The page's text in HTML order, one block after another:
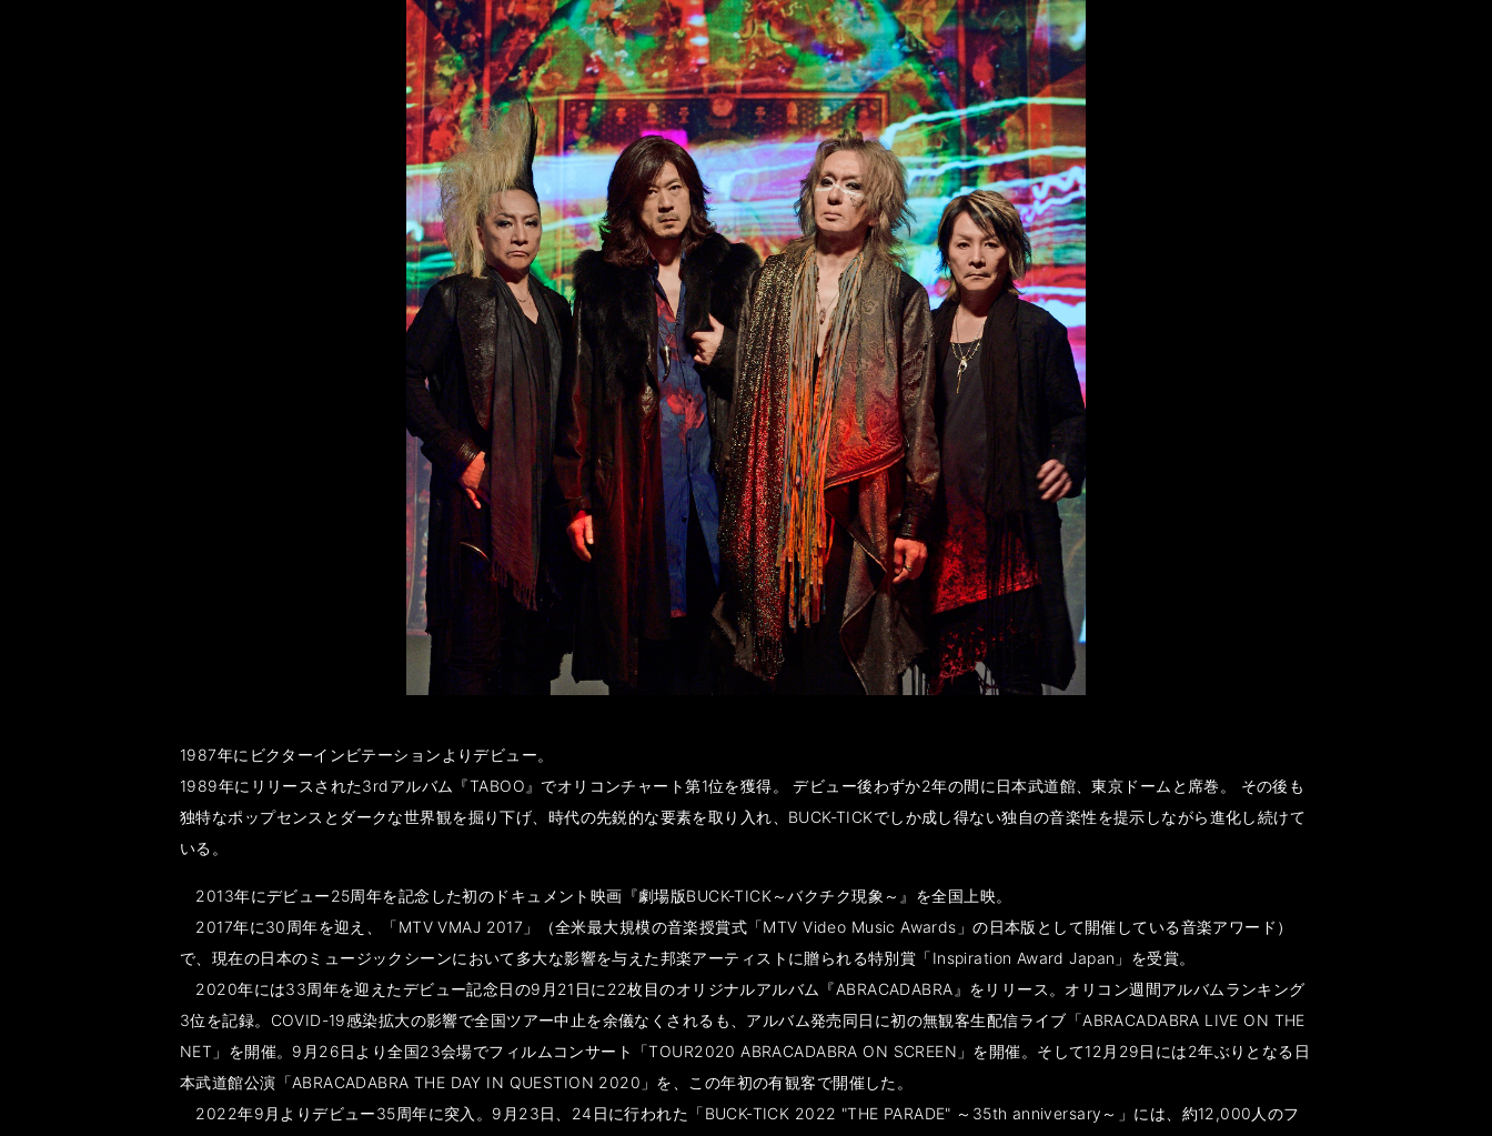
1987年にビクターインビテーションよりデビュー。
1989年にリリースされた3rdアルバム『TABOO』でオリコンチャート第1位を獲得。 デビュー後わずか2年の間に日本武道館、東京ドームと席巻。 その後も
独特なポップセンスとダークな世界観を掘り下げ、時代の先鋭的な要素を取り入れ、BUCK-TICKでしか成し得ない独自の音楽性を提示しながら進化し続けて
いる。
2013年にデビュー25周年を記念した初のドキュメント映画『劇場版BUCK-TICK～バクチク現象～』を全国上映。
2017年に30周年を迎え、「MTV VMAJ 2017」（全米最大規模の音楽授賞式「MTV Video Music Awards」の日本版として開催している音楽アワード）
で、現在の日本のミュージックシーンにおいて多大な影響を与えた邦楽アーティストに贈られる特別賞「Inspiration Award Japan」を受賞。
2020年には33周年を迎えたデビュー記念日の9月21日に22枚目のオリジナルアルバム『ABRACADABRA』をリリース。オリコン週間アルバムランキング
3位を記録。COVID-19感染拡大の影響で全国ツアー中止を余儀なくされるも、アルバム発売同日に初の無観客生配信ライブ「ABRACADABRA LIVE ON THE
NET」を開催。9月26日より全国23会場でフィルムコンサート「TOUR2020 ABRACADABRA ON SCREEN」を開催。そして12月29日には2年ぶりとなる日
本武道館公演「ABRACADABRA THE DAY IN QUESTION 2020」を、この年初の有観客で開催した。
2022年9月よりデビュー35周年に突入。9月23日、24日に行われた「BUCK-TICK 2022 "THE PARADE" ～35th anniversary～」には、約12,000人のフ